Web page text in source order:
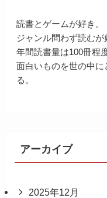
読書とゲームが好き。
ジャンル問わず読むが
年間読書量は100冊程度
面白いものを世の中
る。
アーカイブ
2025年12月